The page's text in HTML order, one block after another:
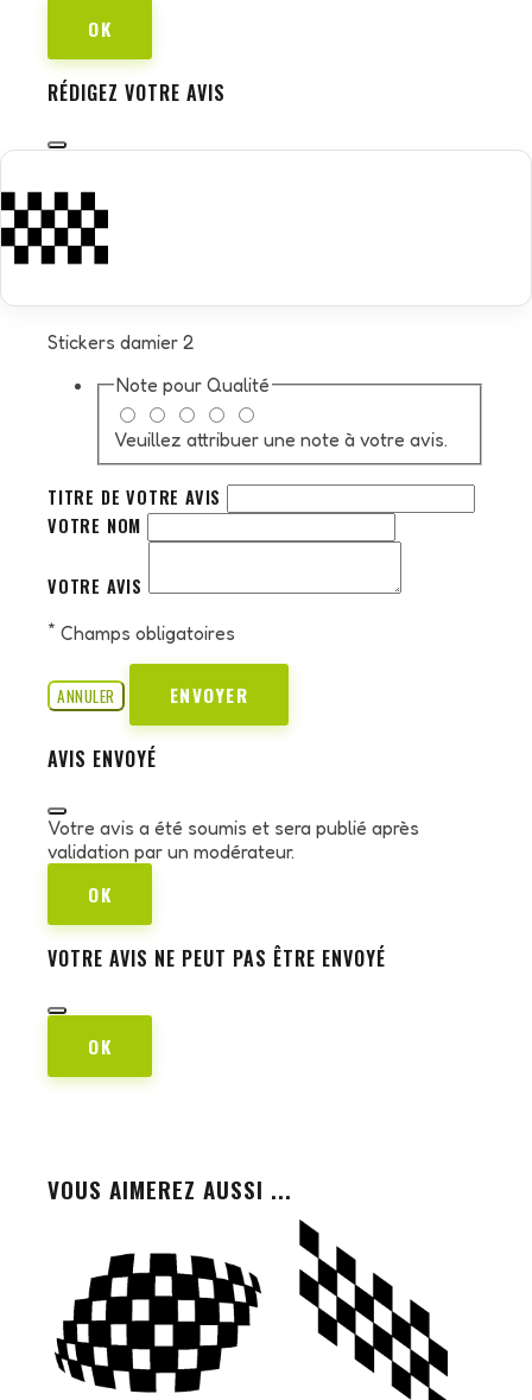
OK
RÉDIGEZ VOTRE AVIS
Stickers damier 2
Note pour Qualité
Veuillez attribuer une note à votre avis.
TITRE DE VOTRE AVIS
VOTRE NOM
VOTRE AVIS
* Champs obligatoires
ANNULER ENVOYER
AVIS ENVOYÉ
Votre avis a été soumis et sera publié après
validation par un modérateur.
OK
VOTRE AVIS NE PEUT PAS ÊTRE ENVOYÉ
OK
VOUS AIMEREZ AUSSI ...